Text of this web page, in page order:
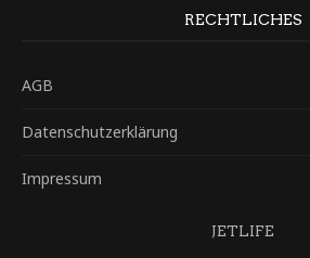
RECHTLICHES
AGB
Datenschutzerklärung
Impressum
JETLIFE